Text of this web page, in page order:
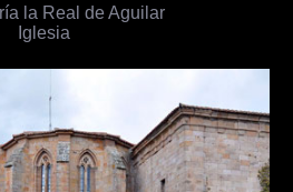
la Real de Aguilar
Iglesia